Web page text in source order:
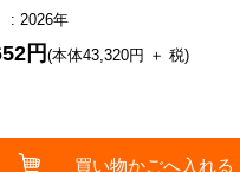
: 2026年
円(本体43,320円 ＋ 税)